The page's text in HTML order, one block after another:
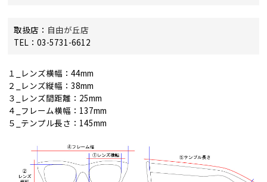
取扱店： 自由が丘店
TEL：03-5731-6612
１_レンズ横幅：44mm
２_レンズ縦幅：38mm
３_レンズ間距離：25mm
４_フレーム横幅：137mm
５_テンプル長さ：145mm